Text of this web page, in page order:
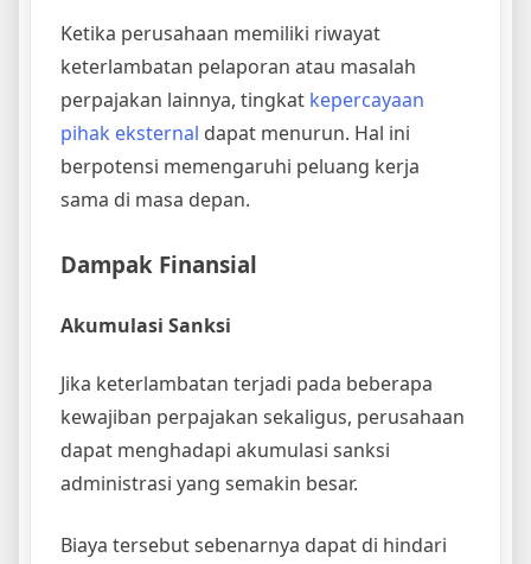
Ketika perusahaan memiliki riwayat
keterlambatan pelaporan atau masalah
perpajakan lainnya, tingkat kepercayaan
pihak eksternal dapat menurun. Hal ini
berpotensi memengaruhi peluang kerja
sama di masa depan.
Dampak Finansial
Akumulasi Sanksi
Jika keterlambatan terjadi pada beberapa
kewajiban perpajakan sekaligus, perusahaan
dapat menghadapi akumulasi sanksi
administrasi yang semakin besar.
Biaya tersebut sebenarnya dapat di hindari